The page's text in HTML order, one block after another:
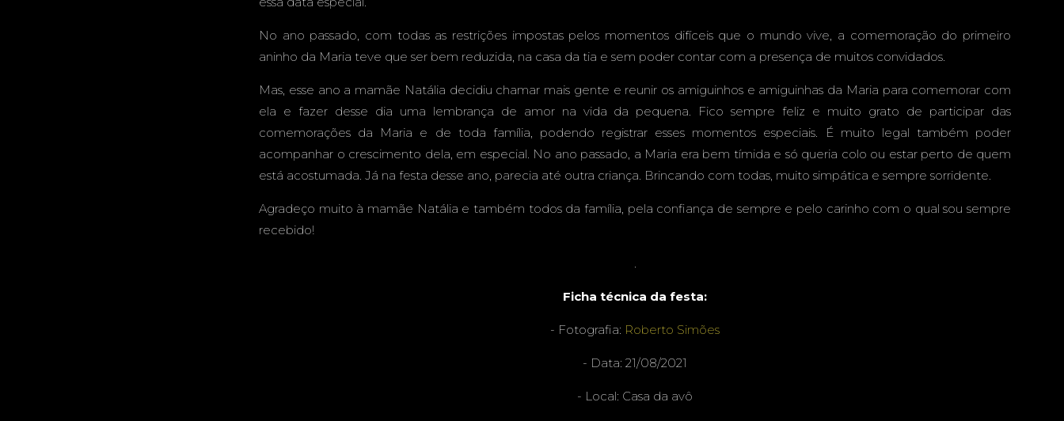
ANOS - FESTA EM
CASA - CAMPO
GRANDE - MS -
FESTA INFANTIL
No ano passado, com todas as restrições impostas pelos momentos difíceis que o mundo vive, a comemoração do primeiro
aninho da Maria teve que ser bem reduzida, na casa da tia e sem poder contar com a presença de muitos convidados.
Mas, esse ano a mamãe Natália decidiu chamar mais gente e reunir os amiguinhos e amiguinhas da Maria para comemorar com
ela e fazer desse dia uma lembrança de amor na vida da pequena. Fico sempre feliz e muito grato de participar das
comemorações da Maria e de toda família, podendo registrar esses momentos especiais. É muito legal também poder
acompanhar o crescimento dela, em especial. No ano passado, a Maria era bem tímida e só queria colo ou estar perto de quem
está acostumada. Já na festa desse ano, parecia até outra criança. Brincando com todas, muito simpática e sempre sorridente.
Agradeço muito à mamãe Natália e também todos da família, pela confiança de sempre e pelo carinho com o qual sou sempre
recebido!
.
Ficha técnica da festa:
- Fotografia: Roberto Simões
- Data: 21/08/2021
- Local: Casa da avô